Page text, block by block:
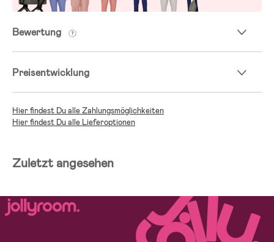
Bewertung
Preisentwicklung
Hier findest Du alle Zahlungsmöglichkeiten
Hier findest Du alle Lieferoptionen
Zuletzt angesehen